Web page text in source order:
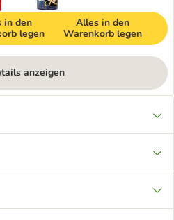
in den
legen
Alles in den
Warenkorb legen
anzeigen